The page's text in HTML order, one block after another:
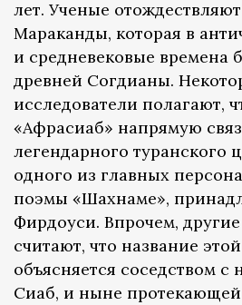
лет. Ученые
Мараканды, которая в
и средневековые времена
древней Согдианы.
исследователи полагают,
«Афрасиаб» напрямую
легендарного туранского
одного из главных
поэмы «Шахнаме»,
Фирдоуси. Впрочем,
считают, что название
объясняется соседством
Сиаб, и ныне протекающей